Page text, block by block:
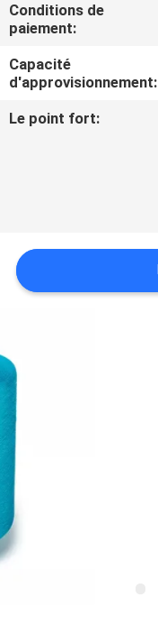
CONTRÔLE
DE
LA
QUALITÉ
NOUVELLES
UN DEVIS
PLAN
DU
SITE
PRIVACY
POLICY
Conditions de
paiement:
Capacité
d'approvisionnement:
Le point fort: